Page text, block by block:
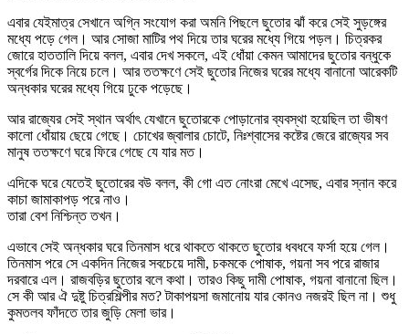
এবার যেইমাত্র সেখানে অগ্নি সংযোগ করা অমনি পিছলে ছুতোর ঝাঁ করে সেই সুড়ঙ্গের
মধ্যে পড়ে গেল। আর সোজা মাটির পথ দিয়ে তার ঘরের মধ্যে গিয়ে পড়ল। চিত্রকর
জোরে হাততালি দিয়ে বলল, এবার দেখ সকলে, এই ধোঁয়া কেমন আমাদের ছুতোর বন্ধুকে
স্বর্গের দিকে নিয়ে চলে। আর ততক্ষণে সেই ছুতোর নিজের ঘরের মধ্যে বানানো আরেকটি
অন্ধকার ঘরের মধ্যে গিয়ে ঢুকে পড়েছে।
আর রাজ্যের সেই স্থান অর্থাৎ যেখানে ছুতোরকে পোড়ানোর ব্যবস্থা হয়েছিল তা ভীষণ
কালো ধোঁয়ায় ছেয়ে গেছে। চোখের জ্বালার চোটে, নিঃশ্বাসের কষ্টের জেরে রাজ্যের সব
মানুষ ততক্ষণে ঘরে ফিরে গেছে যে যার মত।
এদিকে ঘরে যেতেই ছুতোরের ব‌উ বলল, কী গো এত নোংরা মেখে এসেছ, এবার স্নান করে
কাচা জামাকাপড় পরে নাও।
তারা বেশ নিশ্চিন্ত তখন।
এভাবে সেই অন্ধকার ঘরে তিনমাস ধরে থাকতে থাকতে ছুতোর ধবধবে ফর্সা হয়ে গেল।
তিনমাস পরে সে একদিন নিজের সবচেয়ে দামী, চকমকে পোষাক, গয়না সব পরে রাজার
দরবারে এল। রাজবড়ির ছুতোর বলে কথা। তারও কিছু দামী পোষাক, গয়না বানানো ছিল।
সে কী আর ঐ দুষ্টু চিত্রশিল্পীর মত? টাকাপয়সা জমানোয় যার কোনও নজরই ছিল না। শুধু
কুমতলব ফাঁদতে তার জুড়ি মেলা ভার।